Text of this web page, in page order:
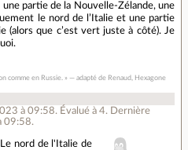
partie de la Nouvelle‐Zélande, une
le nord de l’Italie et une partie
(alors que c’est vert juste à côté). Je
comme en Russie. » — adapté de Renaud, Hexagone
à 09:58. Évalué à 4. Dernière
09:58.
nord de l'Italie de